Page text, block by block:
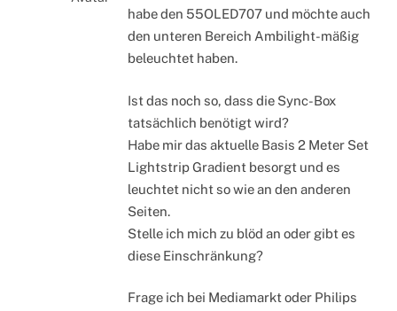
habe den 55OLED707 und möchte auch
den unteren Bereich Ambilight-mäßig
beleuchtet haben.
Ist das noch so, dass die Sync-Box
tatsächlich benötigt wird?
Habe mir das aktuelle Basis 2 Meter Set
Lightstrip Gradient besorgt und es
leuchtet nicht so wie an den anderen
Seiten.
Stelle ich mich zu blöd an oder gibt es
diese Einschränkung?
Frage ich bei Mediamarkt oder Philips